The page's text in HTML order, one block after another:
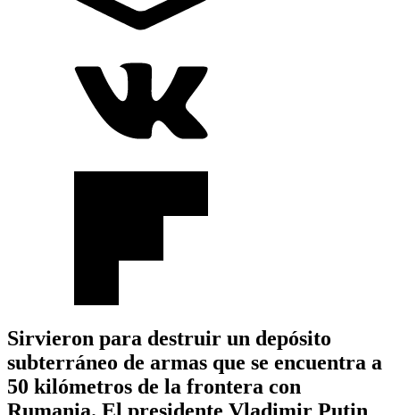
Sirvieron para destruir un depósito
subterráneo de armas que se encuentra a
50 kilómetros de la frontera con